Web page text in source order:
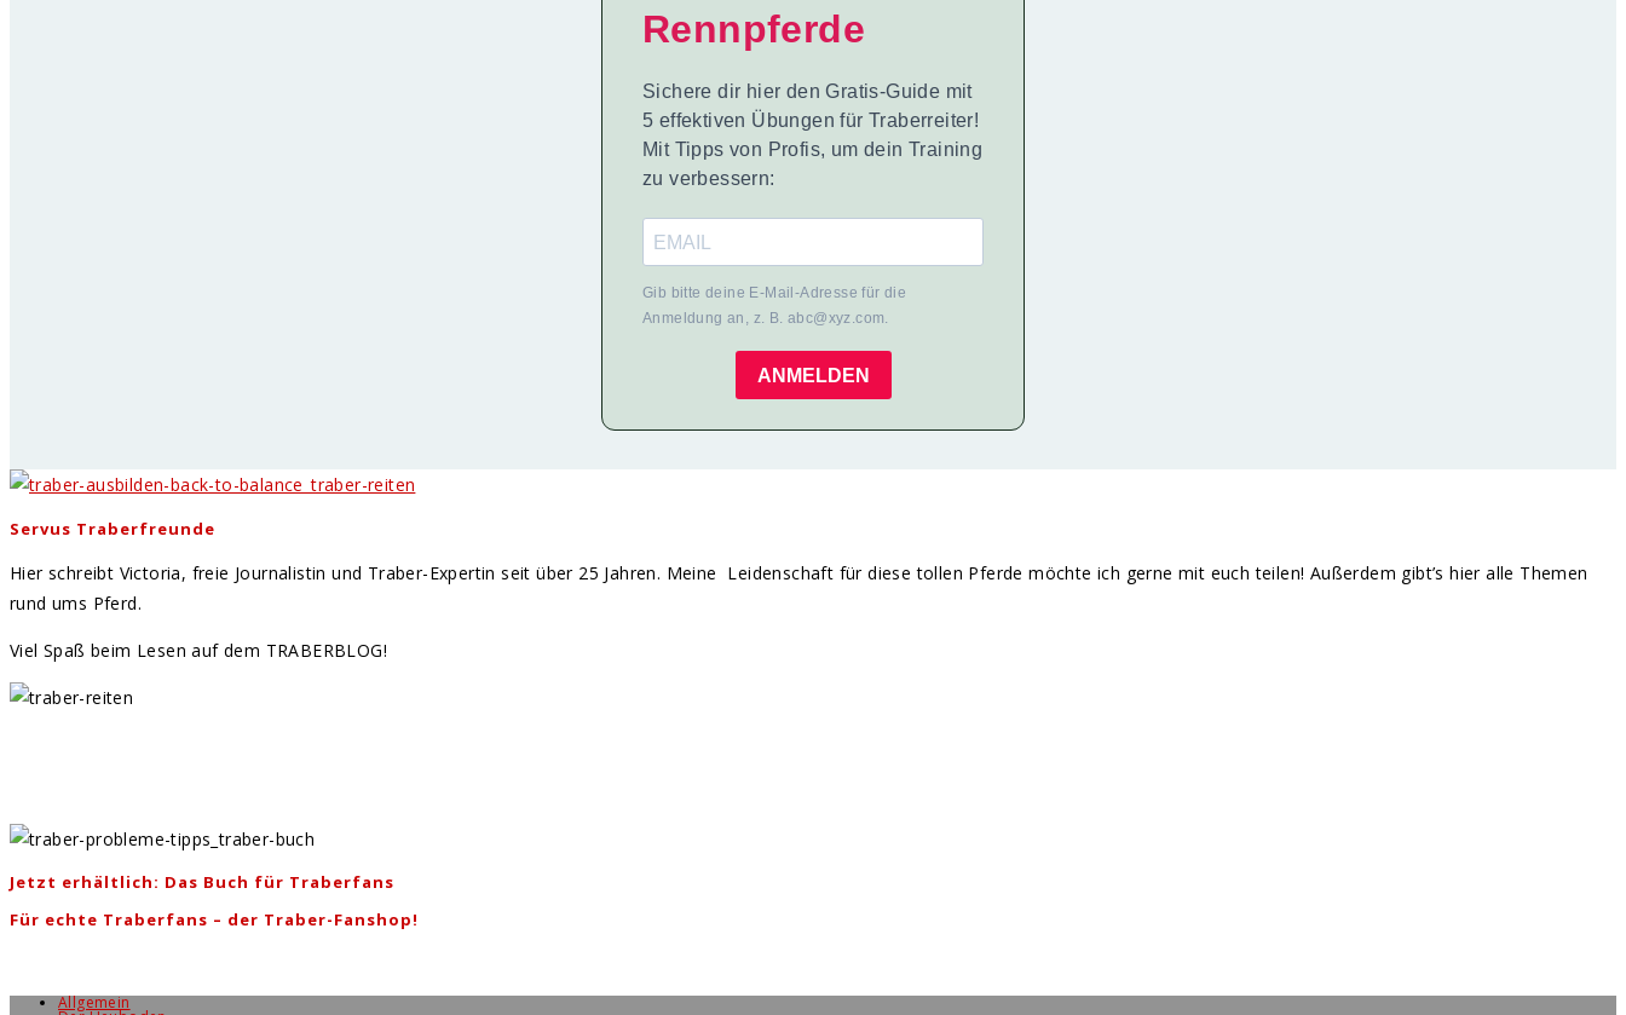
Rennpferde
Sichere dir hier den Gratis-Guide mit
5 effektiven Übungen für Traberreiter!
Mit Tipps von Profis, um dein Training
zu verbessern:
Gib bitte deine E-Mail-Adresse für die
Anmeldung an, z. B. abc@xyz.com.
ANMELDEN
Servus Traberfreunde
Hier schreibt Victoria, freie Journalistin und Traber-Expertin seit über 25 Jahren. Meine Leidenschaft für diese tollen Pferde möchte ich gerne mit euch teilen! Außerdem gibt’s hier alle Themen
rund ums Pferd.
Viel Spaß beim Lesen auf dem TRABERBLOG!
Jetzt erhältlich: Das Buch für Traberfans
Für echte Traberfans – der Traber-Fanshop!
Allgemein